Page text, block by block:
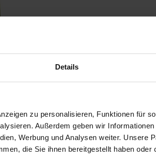
Details
zu personalisieren, Funktionen für
Außerdem geben wir
Werbung und Analysen weiter. Unsere
die Sie ihnen bereitgestellt haben